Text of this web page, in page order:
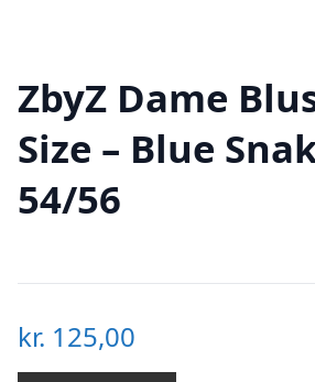
ZbyZ Dame
Size – Blue
54/56
kr. 125,00